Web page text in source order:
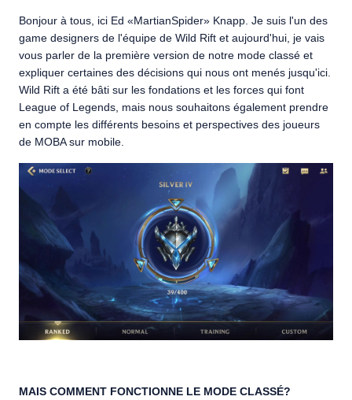
Bonjour à tous, ici Ed «MartianSpider» Knapp. Je suis l'un des
game designers de l'équipe de Wild Rift et aujourd'hui, je vais
vous parler de la première version de notre mode classé et
expliquer certaines des décisions qui nous ont menés jusqu'ici.
Wild Rift a été bâti sur les fondations et les forces qui font
League of Legends, mais nous souhaitons également prendre
en compte les différents besoins et perspectives des joueurs
de MOBA sur mobile.
MAIS COMMENT FONCTIONNE LE MODE CLASSÉ?